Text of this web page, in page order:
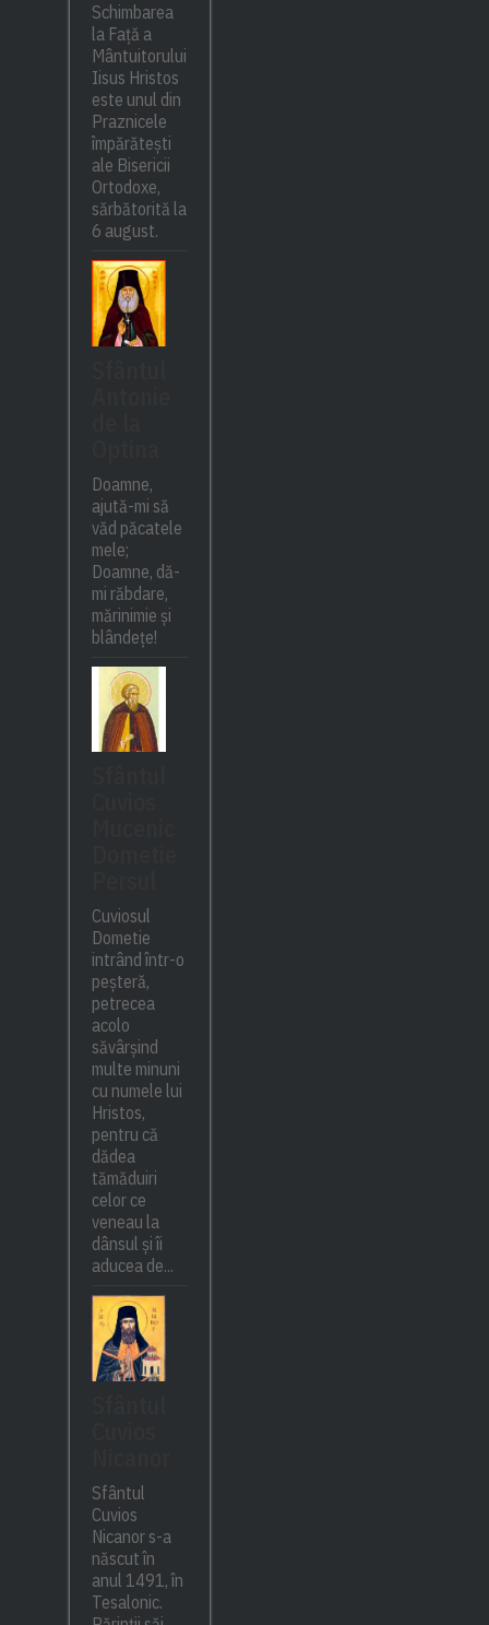
Schimbarea
la Față a
Mântuitorului
Iisus Hristos
este unul din
Praznicele
împărătești
ale Bisericii
Ortodoxe,
sărbătorită la
6 august.
Doamne,
ajută-mi să
văd păcatele
mele;
Doamne, dă-
mi răbdare,
mărinimie şi
blândeţe!
Cuviosul
Dometie
intrând într-o
peșteră,
petrecea
acolo
săvârșind
multe minuni
cu numele lui
Hristos,
pentru că
dădea
tămăduiri
celor ce
veneau la
dânsul și îi
aducea de...
Sfântul
Cuvios
Nicanor s-a
născut în
anul 1491, în
Tesalonic.